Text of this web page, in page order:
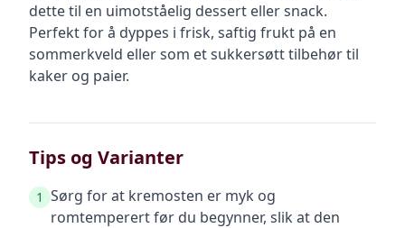
dette til en uimotståelig dessert eller snack.
Perfekt for å dyppes i frisk, saftig frukt på en
sommerkveld eller som et sukkersøtt tilbehør til
kaker og paier.
Tips og Varianter
1 Sørg for at kremosten er myk og
romtemperert før du begynner, slik at den